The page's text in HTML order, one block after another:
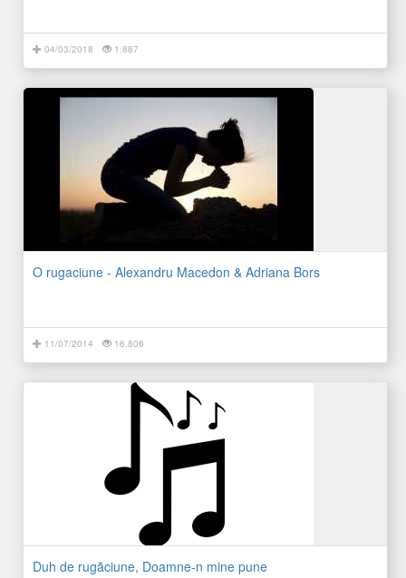
04/03/2018 1.887
O rugaciune - Alexandru Macedon & Adriana Bors
11/07/2014 16.806
Duh de rugãciune, Doamne-n mine pune